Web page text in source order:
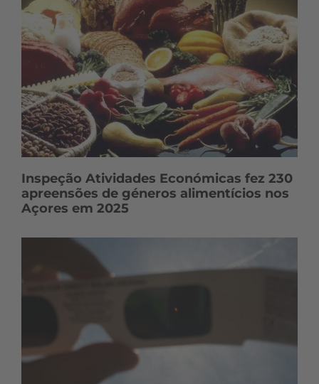
Inspeção Atividades Económicas fez 230
apreensões de géneros alimentícios nos
Açores em 2025